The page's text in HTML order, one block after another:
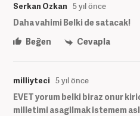
Serkan Ozkan 5 yıl önce
Daha vahimi Belki de satacak!
Beğen
Cevapla
milliyteci 5 yıl önce
EVET yorum belki biraz onur
milletimi asagilmak istemem